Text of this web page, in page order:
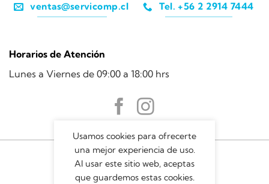
ventas@servicomp.cl Tel. +56 2 2914 7444
Horarios de Atención
Lunes a Viernes de 09:00 a 18:00 hrs
Usamos cookies para ofrecerte
una mejor experiencia de uso.
Al usar este sitio web, aceptas
que guardemos estas cookies.